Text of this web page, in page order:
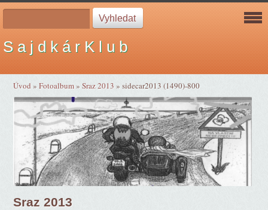
S a j d k á r K l u b
Úvod »Fotoalbum»Sraz 2013 »sidecar2013 (1490)-800
Sraz 2013